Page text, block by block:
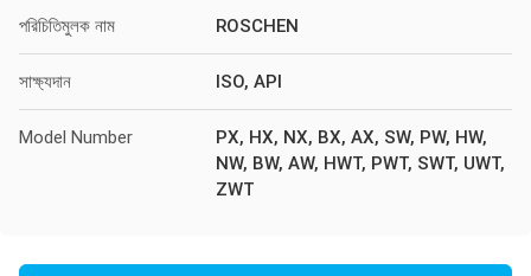
পরিচিতিমুলক নাম ROSCHEN
সাক্ষ্যদান ISO, API
Model Number
PX, HX, NX, BX, AX, SW, PW, HW,
NW, BW, AW, HWT, PWT, SWT, UWT,
ZWT